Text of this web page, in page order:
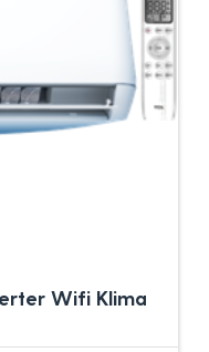
Wifi Klima